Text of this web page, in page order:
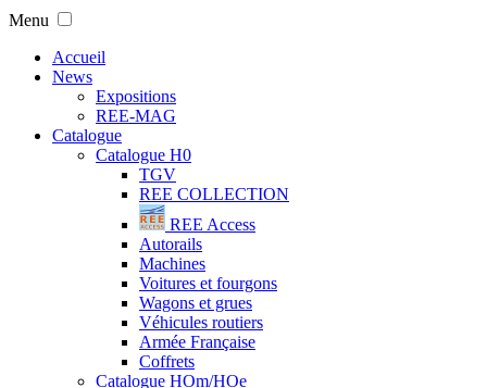
Menu
Accueil
News
Expositions
REE-MAG
Catalogue
Catalogue H0
TGV
REE COLLECTION
REE Access
Autorails
Machines
Voitures et fourgons
Wagons et grues
Véhicules routiers
Armée Française
Coffrets
Catalogue HOm/HOe